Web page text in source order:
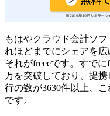
もはやクラウド会計ソ
れほどまでにシェアを広
それがfreeeです。 すでに
万を突破 しており、提
行の数が3630件以上、
です。